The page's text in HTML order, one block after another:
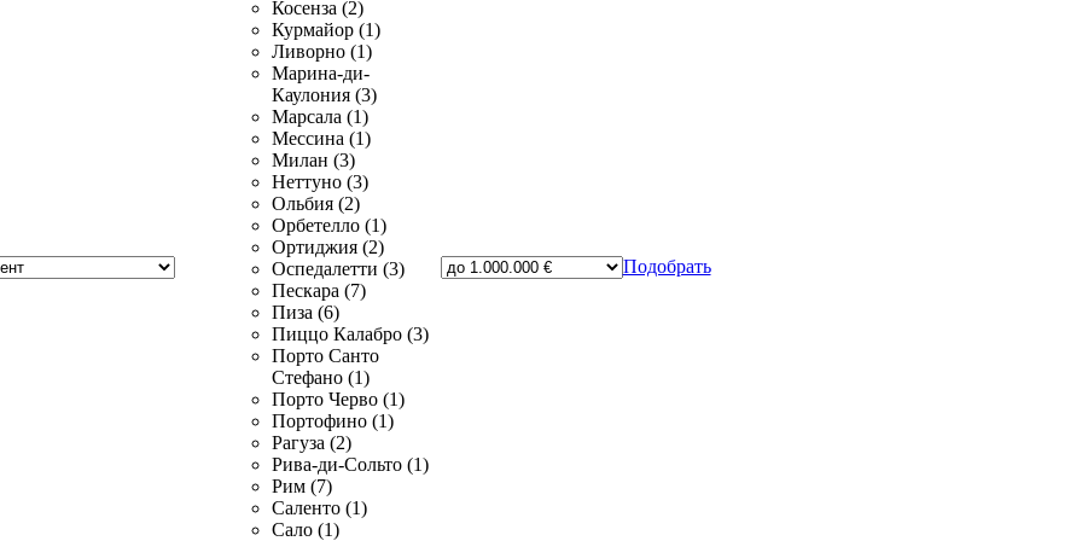
Косенза (2)
Курмайор (1)
Ливорно (1)
Марина-ди-
Каулония (3)
Марсала (1)
Мессина (1)
Милан (3)
Неттуно (3)
Ольбия (2)
Орбетелло (1)
Ортиджия (2)
Оспедалетти (3)
Пескара (7)
Пиза (6)
Пиццо Калабро (3)
Порто Санто
Стефано (1)
Порто Черво (1)
Портофино (1)
Рагуза (2)
Рива-ди-Сольто (1)
Рим (7)
Саленто (1)
Сало (1)
Подобрать